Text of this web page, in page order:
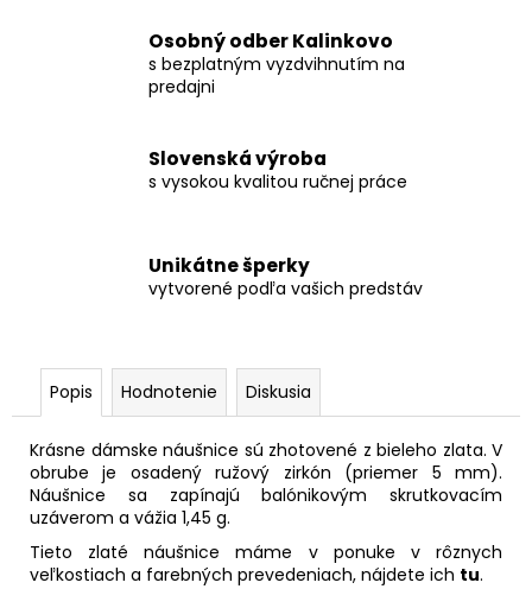
Osobný odber Kalinkovo
s bezplatným vyzdvihnutím na
predajni
Slovenská výroba
s vysokou kvalitou ručnej práce
Unikátne šperky
vytvorené podľa vašich predstáv
Popis Hodnotenie Diskusia
Krásne dámske náušnice sú zhotovené z bieleho zlata. V
obrube je osadený ružový zirkón (priemer 5 mm).
Náušnice sa zapínajú balónikovým skrutkovacím
uzáverom a vážia 1,45 g.
Tieto zlaté náušnice máme v ponuke v rôznych
veľkostiach a farebných prevedeniach, nájdete ich tu.